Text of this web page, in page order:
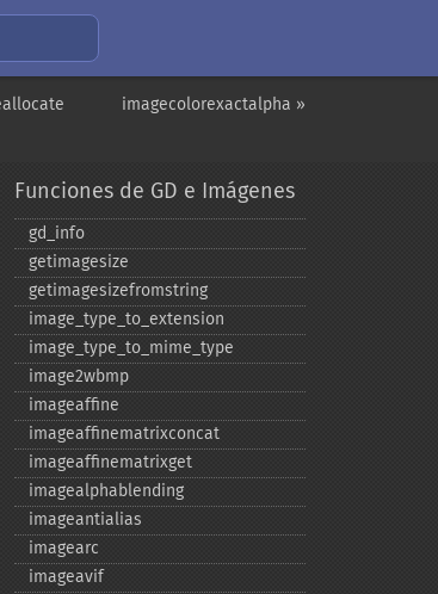
imagecolorexactalpha »
Funciones de GD e Imágenes
gd_​info
getimagesize
getimagesizefromstring
image_​type_​to_​extension
image_​type_​to_​mime_​type
image2wbmp
imageaffine
imageaffinematrixconcat
imageaffinematrixget
imagealphablending
imageantialias
imagearc
imageavif